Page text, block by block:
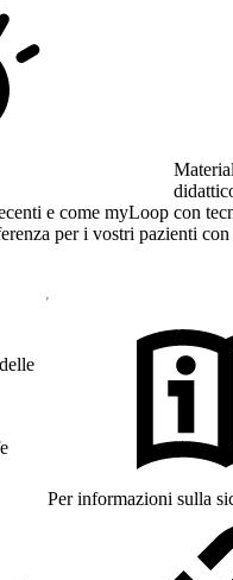
e come myLoop con
per i vostri pazienti
Per informazioni sulla